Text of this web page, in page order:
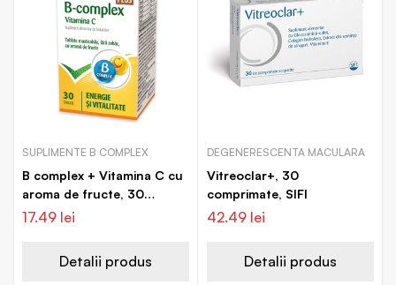
SUPLIMENTE B COMPLEX
B complex + Vitamina C cu
aroma de fructe, 30
tablete, Walmark
17.49 lei
Detalii produs
DEGENERESCENTA MACULARA
Vitreoclar+, 30
comprimate, SIFI
42.49 lei
Detalii produs